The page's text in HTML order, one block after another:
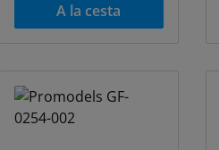
A la cesta